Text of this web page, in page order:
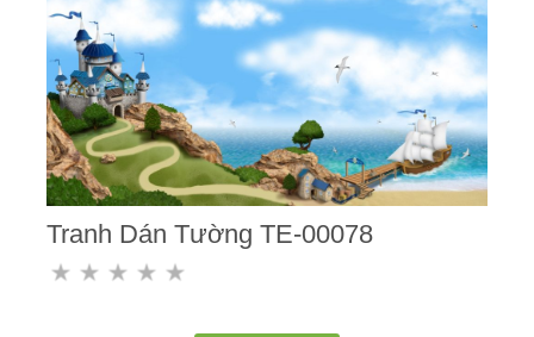
Tranh Dán Tường TE-00078